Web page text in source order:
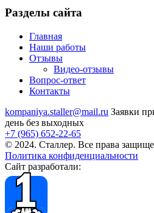
Разделы сайта
Главная
Наши работы
Отзывы
Видео-отзывы
Вопрос-ответ
Контакты
kompaniya.staller@mail.ru Заявки
день без выходных
+7 (965) 652-22-65
© 2024. Сталлер. Все права
Политика конфиденциальности
Сайт разработали: